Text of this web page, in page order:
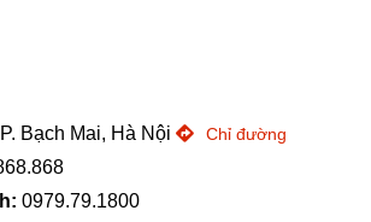
Bạch Mai, Hà Nội Chỉ đường
0979.79.1800